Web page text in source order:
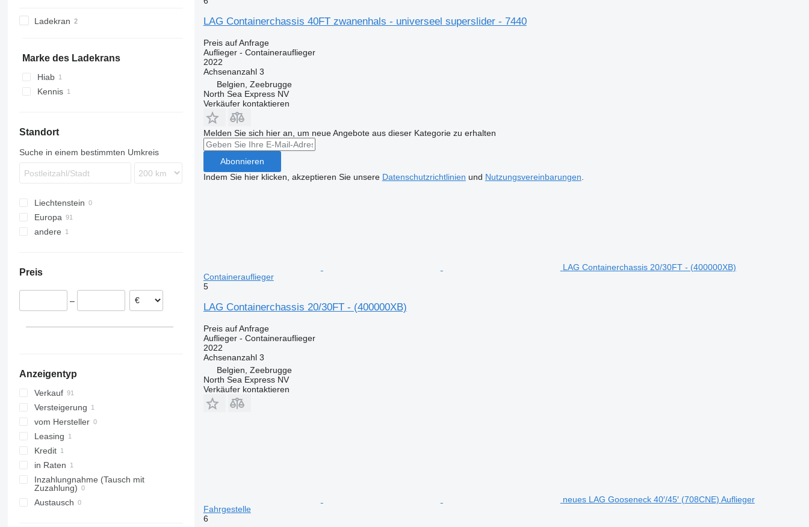
SGF
Ladekran
Marke des Ladekrans
Hiab
Kennis
Standort
Suche in einem bestimmten Umkreis
Liechtenstein
Europa
Niederlande
Litauen
Dänemark
andere
Preis
–
Anzeigentyp
Verkauf
Versteigerung
vom Hersteller
Leasing
Kredit
in Raten
Inzahlungnahme (Tausch mit
Zuzahlung)
Austausch
LAG Containerchassis 40FT zwanenhals - universeel superslider - 7440
Preis auf Anfrage
Auflieger - Containerauflieger
2022
Achsenanzahl 3
Belgien, Zeebrugge
North Sea Express NV
Verkäufer kontaktieren
Melden Sie sich hier an, um neue Angebote aus dieser Kategorie zu erhalten
Abonnieren
Indem Sie hier klicken, akzeptieren Sie unsere Datenschutzrichtlinien und Nutzungsvereinbarungen
LAG Containerchassis 20/30FT - (400000XB)
Containerauflieger
5
LAG Containerchassis 20/30FT - (400000XB)
Preis auf Anfrage
Auflieger - Containerauflieger
2022
Achsenanzahl 3
Belgien, Zeebrugge
North Sea Express NV
Verkäufer kontaktieren
neues LAG Gooseneck 40′/45′ (708CNE) Auflieger
Fahrgestelle
6